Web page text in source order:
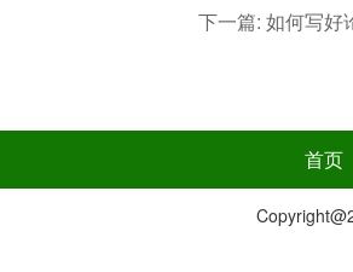
下一篇: 如何写好
首页